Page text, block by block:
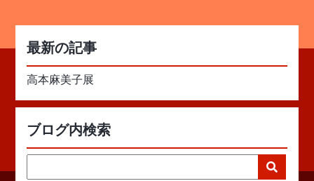
最新の記事
高本麻美子展
ブログ内検索